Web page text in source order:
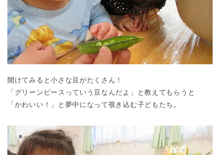
開けてみると小さな豆がたくさん！
「グリーンピースっていう豆なんだよ」と教えてもらうと
「かわいい！」と夢中になって覗き込む子どもたち。